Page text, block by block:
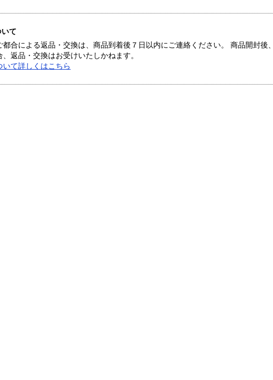
て
都合による返品・交換は、商品到着後７日以内にご連絡ください。 商品開封後
、返品・交換はお受けいたしかねます。
いて詳しくはこちら